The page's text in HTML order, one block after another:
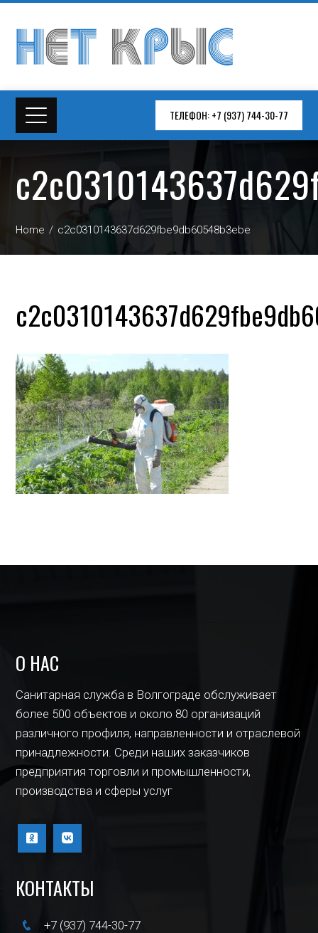
ТЕЛЕФОН: +7 (937) 744-30-77
Home c2c0310143637d629fbe9db60548b3ebe
О НАС
Санитарная служба в Волгограде обслуживает
более 500 объектов и около 80 организаций
различного профиля, направленности и отраслевой
принадлежности. Среди наших заказчиков
предприятия торговли и промышленности,
производства и сферы услуг
КОНТАКТЫ
+7 (937) 744-30-77